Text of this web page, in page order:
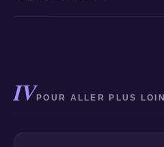
IVPOUR ALLER PLUS LOIN